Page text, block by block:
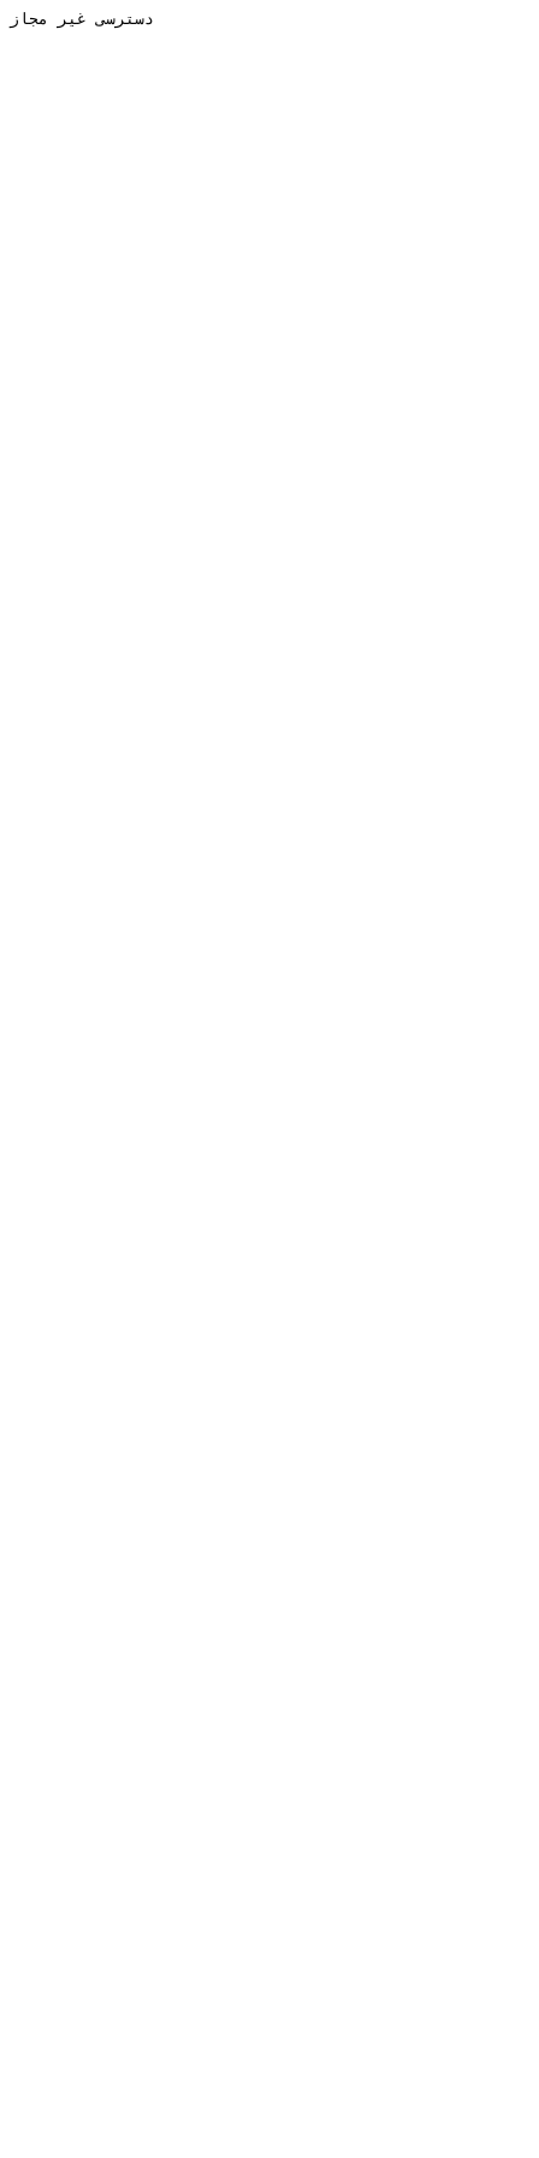
دسترسی غیر مجاز